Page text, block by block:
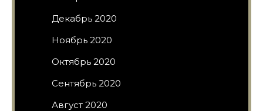
Декабрь 2020
Ноябрь 2020
Октябрь 2020
Сентябрь 2020
Август 2020